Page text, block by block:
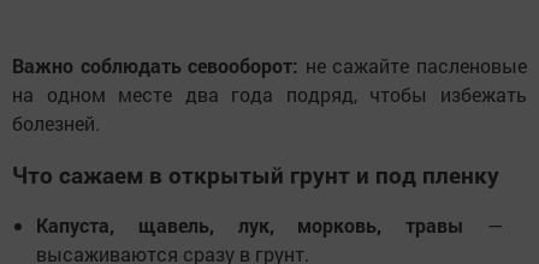
Важно соблюдать севооборот: не сажайте пасленовые
на одном месте два года подряд, чтобы избежать
болезней.
Что сажаем в открытый грунт и под пленку
Капуста, щавель, лук, морковь, травы —
высаживаются сразу в грунт.